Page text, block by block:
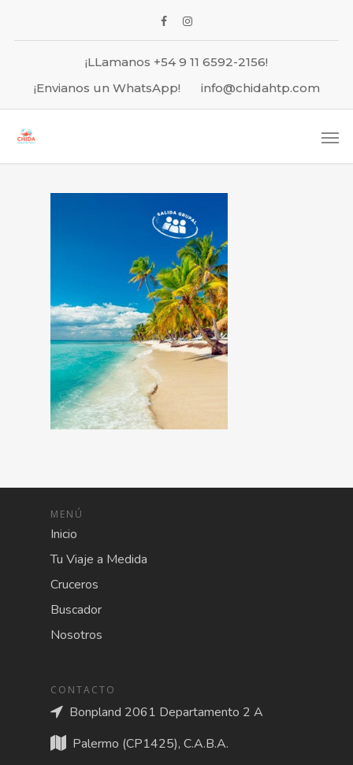
¡LLamanos +54 9 11 6592-2156!
¡Envianos un WhatsApp!
info@chidahtp.com
MENÚ
Inicio
Tu Viaje a Medida
Cruceros
Buscador
Nosotros
CONTACTO
Bonpland 2061 Departamento 2 A
Palermo (CP1425), C.A.B.A.